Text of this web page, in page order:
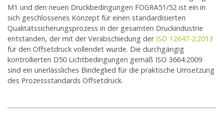
M1 und den neuen Druckbedingungen FOGRA51/52 ist ein in
sich geschlossenes Konzept für einen standardisierten
Qualitätssicherungsprozess in der gesamten Druckindustrie
entstanden, der mit der Verabschiedung der ISO 12647-2:2013
für den Offsetdruck vollendet wurde. Die durchgängig
kontrollierten D50 Lichtbedingungen gemäß ISO 3664:2009
sind ein unerlässliches Bindeglied für die praktische Umsetzung
des Prozessstandards Offsetdruck.